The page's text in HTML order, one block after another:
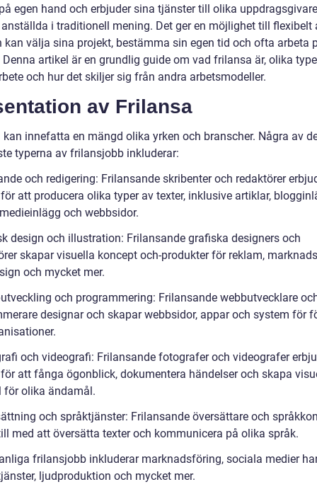
egen hand och erbjuder sina tjänster till olika
i traditionell mening. Det ger en möjlighet till flexibelt
kan välja sina projekt, bestämma sin egen tid och ofta arbeta
artikel är en grundlig guide om vad frilansa är, olika
och hur det skiljer sig från andra arbetsmodeller.
av Frilansa
kan innefatta en mängd olika yrken och branscher. Några av
typerna av frilansjobb inkluderar:
och redigering: Frilansande skribenter och redaktörer
att producera olika typer av texter, inklusive artiklar,
och webbsidor.
design och illustration: Frilansande grafiska designers och
skapar visuella koncept och-produkter för reklam,
och mycket mer.
och programmering: Frilansande webbutvecklare
designar och skapar webbsidor, appar och system för
och videografi: Frilansande fotografer och videografer
att fånga ögonblick, dokumentera händelser och skapa
för olika ändamål.
och språktjänster: Frilansande översättare och
med att översätta texter och kommunicera på olika språk.
frilansjobb inkluderar marknadsföring, sociala medier
ljudproduktion och mycket mer.